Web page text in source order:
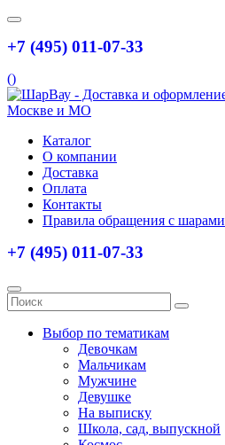
+7 (495) 011-07-33
()
Каталог
О компании
Доставка
Оплата
Контакты
Правила обращения с шарами
+7 (495) 011-07-33
Выбор по тематикам
Девочкам
Мальчикам
Мужчине
Девушке
На выписку
Школа, сад, выпускной